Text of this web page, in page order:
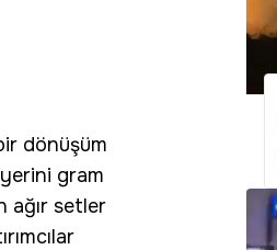
dönüşüm
gram
ağır setler